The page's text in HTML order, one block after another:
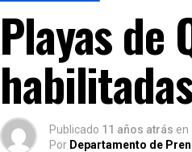
Playas de
Publicado 11 años atrás en
Por Departamento de